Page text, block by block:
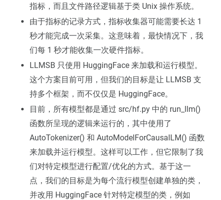
指标，而且文件路径逻辑基于类 Unix 操作系统。
由于指标的记录方式，指标收集器可能需要长达 1
秒才能完成一次采集。这意味着，最快情况下，我
们每 1 秒才能收集一次硬件指标。
LLMSB 只使用 HuggingFace 来加载和运行模型。
这个方案目前可用，但我们的目标是让 LLMSB 支
持多个框架，而不仅仅是 HuggingFace。
目前，所有模型都是通过 src/hf.py 中的 run_llm()
函数所呈现的逻辑来运行的，其中使用了
AutoTokenizer() 和 AutoModelForCausalLM() 函数
来加载并运行模型。这样可以工作，但它限制了我
们对特定模型进行配置/优化的方式。基于这一
点，我们的目标是为每个流行模型创建单独的类，
并改用 HuggingFace 针对特定模型的类，例如